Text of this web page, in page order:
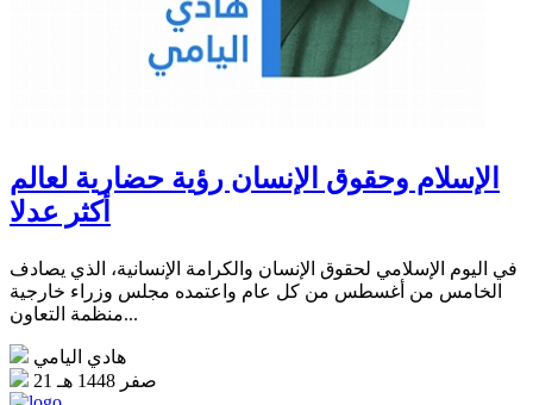
الإسلام وحقوق الإنسان رؤية حضارية لعالم
أكثر عدلا
في اليوم الإسلامي لحقوق الإنسان والكرامة الإنسانية، الذي يصادف
الخامس من أغسطس من كل عام واعتمده مجلس وزراء خارجية
منظمة التعاون...
هادي اليامي
21 صفر 1448 هـ